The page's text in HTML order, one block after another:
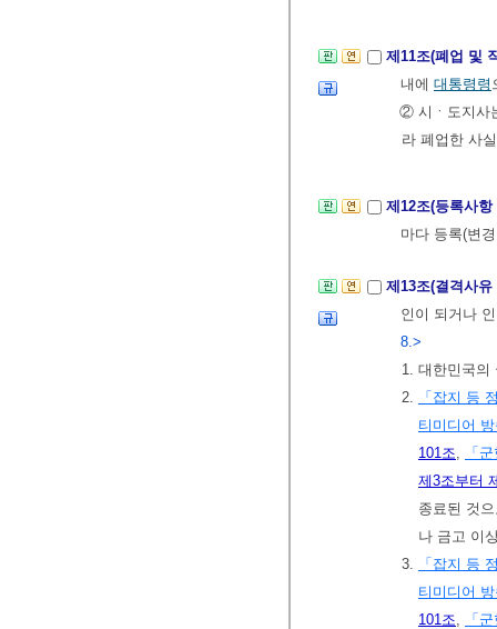
제11조(폐업 및
내에 대통령령
② 시ㆍ도지사
라 폐업한 사
제12조(등록사
마다 등록(변
제13조(결격사
인이 되거나
8.>
1. 대한민국의
2.
「잡지 등
티미디어
101조
「
제3조부터
종료된 것
나 금고 이
3.
「잡지 등
티미디어
101조
「